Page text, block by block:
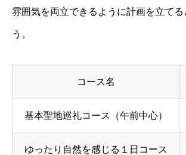
雰囲気を両立できるように計画を立てる
う。
コース名
基本聖地巡礼コース（午前中心）
ゆったり自然を感じる１日コース